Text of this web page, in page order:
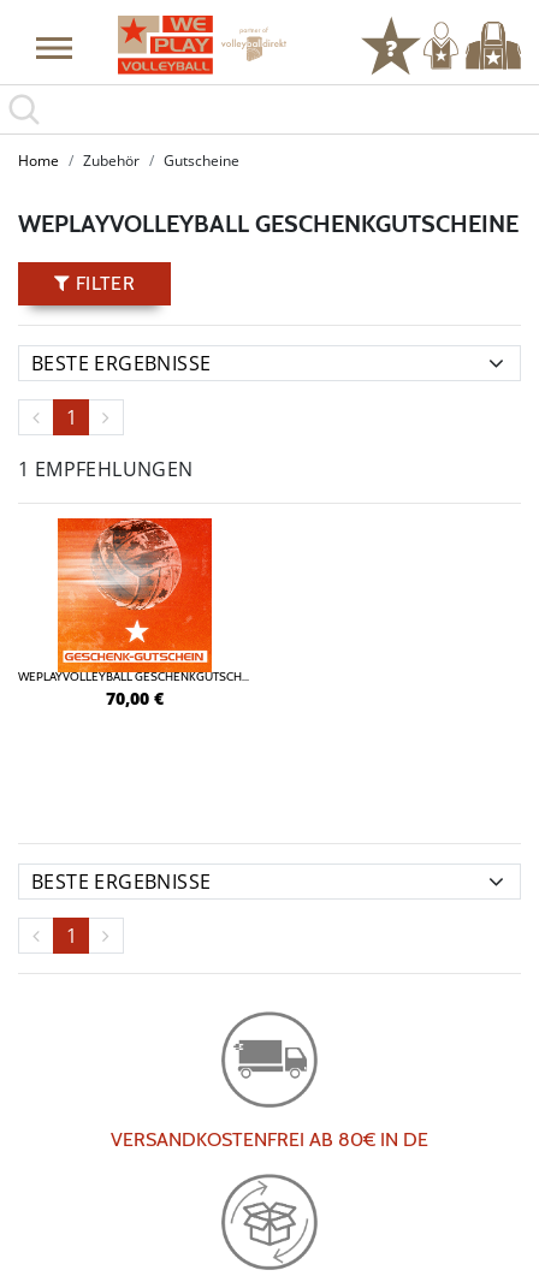
Home Zubehör Gutscheine
WEPLAYVOLLEYBALL GESCHENKGUTSCHEINE
FILTER
1
1 EMPFEHLUNGEN
WEPLAYVOLLEYBALL GESCHENKGUTSCHEIN ONLINE
70,00 €
1
VERSANDKOSTENFREI AB 80€ IN DE